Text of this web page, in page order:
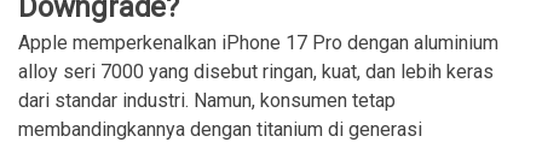
Downgrade?
Apple memperkenalkan iPhone 17 Pro dengan aluminium
alloy seri 7000 yang disebut ringan, kuat, dan lebih keras
dari standar industri. Namun, konsumen tetap
membandingkannya dengan titanium di generasi